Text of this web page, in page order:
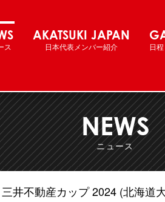
代表 国際強化試合
ス
AKATSUKI JAPAN
日本代表メンバー紹介 日
NEWS
ニュース
三井不動産カップ 2024 (北海道